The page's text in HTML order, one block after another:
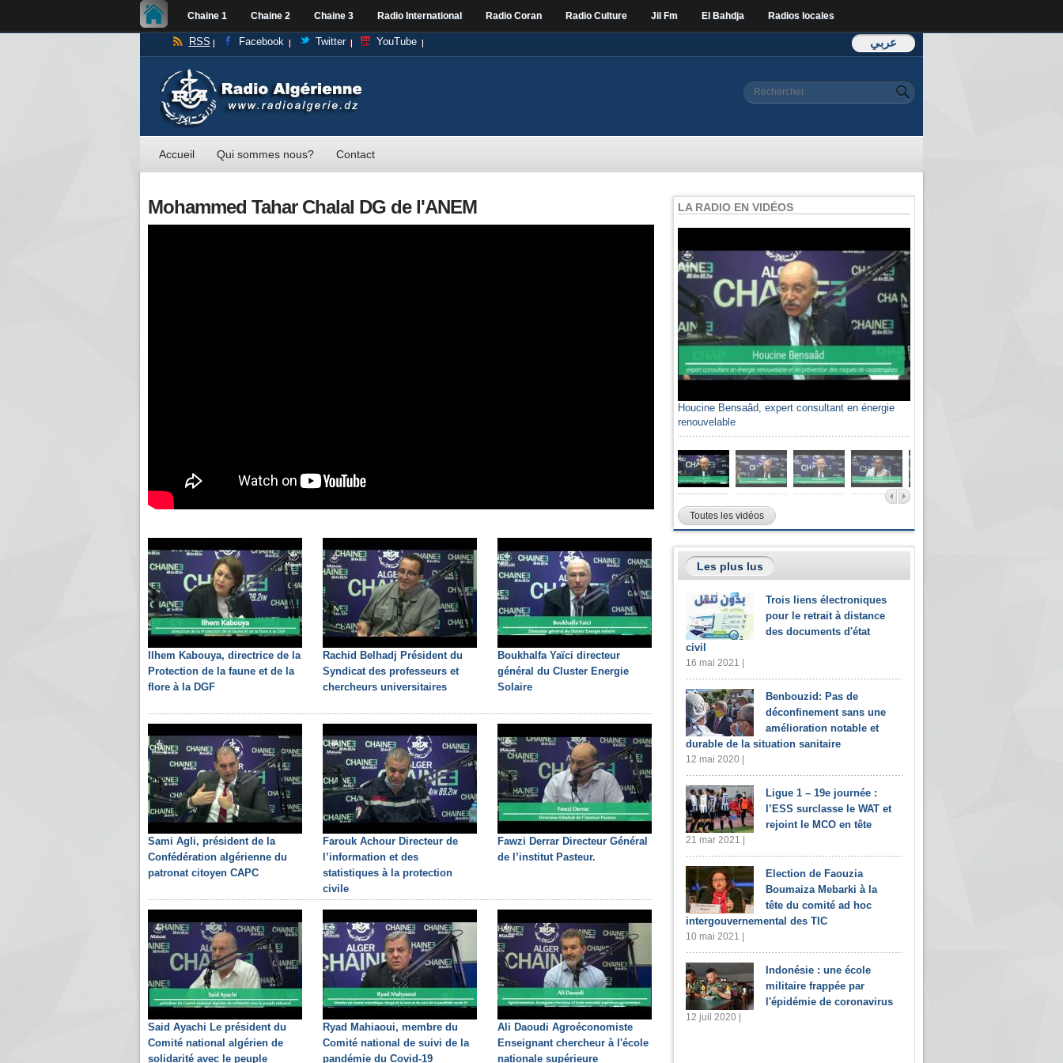
Chaine 1 Chaine 2 Chaine 3 Radio International Radio Coran Radio Culture Jil Fm El Bahdja Radios locales
عربي RSS Facebook Twitter YouTube
Formulaire de
Rechercher
Accueil Qui sommes nous? Contact
Mohammed Tahar Chalal DG de l'ANEM
Ilhem Kabouya, directrice de la
Protection de la faune et de la
flore à la DGF
Rachid Belhadj Président du
Syndicat des professeurs et
chercheurs universitaires
Boukhalfa Yaïci directeur
général du Cluster Energie
Solaire
Sami Agli, président de la
Confédération algérienne du
patronat citoyen CAPC
Farouk Achour Directeur de
l’information et des
statistiques à la protection
civile
Fawzi Derrar Directeur Général
de l’institut Pasteur.
Said Ayachi Le président du
Comité national algérien de
solidarité avec le peuple
Ryad Mahiaoui, membre du
Comité national de suivi de la
pandémie du Covid-19
Ali Daoudi Agroéconomiste
Enseignant chercheur à l'école
nationale supérieure
LA RADIO EN VIDÉOS
Houcine Bensaâd, expert consultant en énergie
renouvelable
Toutes les vidéos
Les plus lus
Trois liens électroniques
pour le retrait à distance
des documents d'état
civil
16 mai 2021 |
Benbouzid: Pas de
déconfinement sans une
amélioration notable et
durable de la situation sanitaire
12 mai 2020 |
Ligue 1 – 19e journée :
l’ESS surclasse le WAT et
rejoint le MCO en tête
21 mar 2021 |
Election de Faouzia
Boumaiza Mebarki à la
tête du comité ad hoc
intergouvernemental des TIC
10 mai 2021 |
Indonésie : une école
militaire frappée par
l'épidémie de coronavirus
12 juil 2020 |